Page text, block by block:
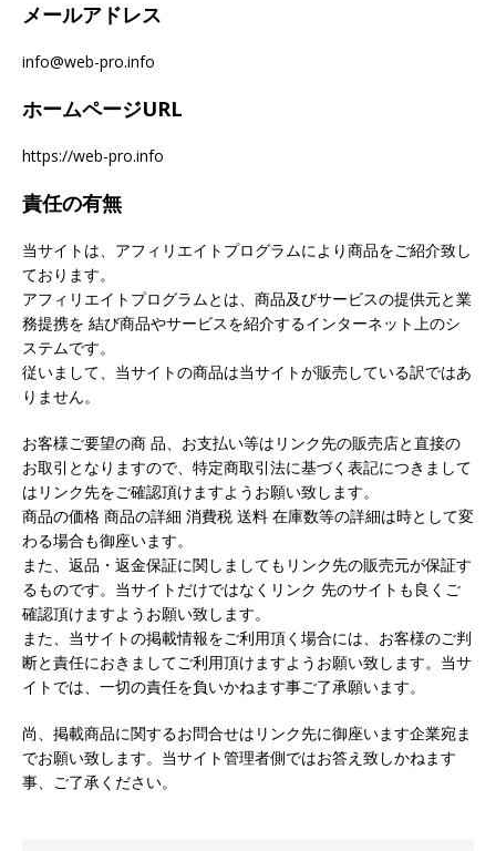
メールアドレス
info@web-pro.info
ホームページURL
https://web-pro.info
責任の有無
当サイトは、アフィリエイトプログラムにより商品をご紹介致し
ております。
アフィリエイトプログラムとは、商品及びサービスの提供元と業
務提携を 結び商品やサービスを紹介するインターネット上のシ
ステムです。
従いまして、当サイトの商品は当サイトが販売している訳ではあ
りません。
お客様ご要望の商 品、お支払い等はリンク先の販売店と直接の
お取引となりますので、特定商取引法に基づく表記につきまして
はリンク先をご確認頂けますようお願い致します。
商品の価格 商品の詳細 消費税 送料 在庫数等の詳細は時として変
わる場合も御座います。
また、返品・返金保証に関しましてもリンク先の販売元が保証す
るものです。当サイトだけではなくリンク 先のサイトも良くご
確認頂けますようお願い致します。
また、当サイトの掲載情報をご利用頂く場合には、お客様のご判
断と責任におきましてご利用頂けますようお願い致します。当サ
イトでは、一切の責任を負いかねます事ご了承願います。
尚、掲載商品に関するお問合せはリンク先に御座います企業宛ま
でお願い致します。当サイト管理者側ではお答え致しかねます
事、ご了承ください。